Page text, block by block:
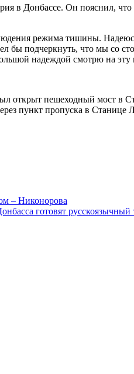
в Донбассе. Он пояснил,
режима тишины.
бы подчеркнуть, что мы со
надеждой смотрю на эту
открыт пешеходный мост в
пункт пропуска в Станице
– Никонорова
готовят русскоязычный